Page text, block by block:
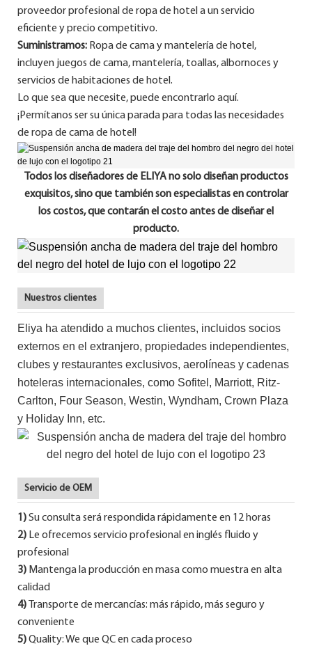
proveedor profesional de ropa de hotel a un servicio
eficiente y precio competitivo.
Suministramos: Ropa de cama y mantelería de hotel,
incluyen juegos de cama, mantelería, toallas, albornoces y
servicios de habitaciones de hotel.
Lo que sea que necesite, puede encontrarlo aquí.
¡Permítanos ser su única parada para todas las necesidades
de ropa de cama de hotel!
Todos los diseñadores de ELIYA no solo diseñan productos
exquisitos, sino que también son especialistas en controlar
los costos, que contarán el costo antes de diseñar el
producto.
Nuestros clientes
Eliya ha atendido a muchos clientes, incluidos socios
externos en el extranjero, propiedades independientes,
clubes y restaurantes exclusivos, aerolíneas y cadenas
hoteleras internacionales, como Sofitel, Marriott, Ritz-
Carlton, Four Season, Westin, Wyndham, Crown Plaza
y Holiday Inn, etc.
Servicio de OEM
1)Su consulta será respondida rápidamente en 12 horas
2) Le ofrecemos servicio profesional en inglés fluido y
profesional
3) Mantenga la producción en masa como muestra en alta
calidad
4)
Transporte de mercancías: más rápido, más seguro y
conveniente
5)Quality: We que QC en cada proceso